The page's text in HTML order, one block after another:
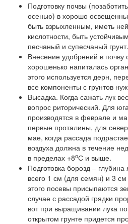
Подготовку почвы
осенью) в хорошо
быть взрыхленным, иметь
кислотности, быть
песчаный и супесчаный грунт.
Внесение удобрений в
хорошенько напиталась
этого используется дерн,
все компоненты с грунтов
Высадка. Когда сажать лук
вопрос риторический. Для
производятся в феврале и
первые проталины, для
мае, когда рассада
воздуха должна в течение
в пределах +8оС и выше.
Подготовка борозд –
всего 1 см (для семян) и 3
этого посевы присыпаются
случае с рассадой грядки
вот при выращивании лука
открытом грунте придется